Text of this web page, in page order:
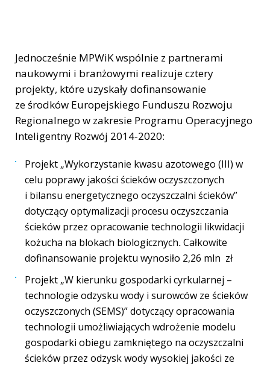
Jednocześnie MPWiK wspólnie z partnerami
naukowymi i branżowymi realizuje cztery
projekty, które uzyskały dofinansowanie
ze środków Europejskiego Funduszu Rozwoju
Regionalnego w zakresie Programu Operacyjnego
Inteligentny Rozwój 2014-2020:
Projekt „Wykorzystanie kwasu azotowego (III) w
celu poprawy jakości ścieków oczyszczonych
i bilansu energetycznego oczyszczalni ścieków”
dotyczący optymalizacji procesu oczyszczania
ścieków przez opracowanie technologii likwidacji
kożucha na blokach biologicznych.Całkowite
dofinansowanie projektu wynosiło 2,26 mln zł
Projekt „W kierunku gospodarki cyrkularnej –
technologie odzysku wody i surowców ze ścieków
oczyszczonych (SEMS)” dotyczący opracowania
technologii umożliwiających wdrożenie modelu
gospodarki obiegu zamkniętego na oczyszczalni
ścieków przez odzysk wody wysokiej jakości ze